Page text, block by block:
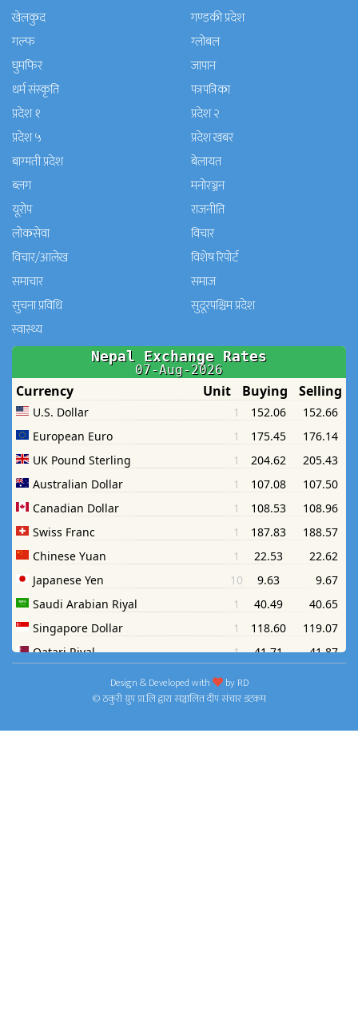
खेलकुद
गण्डकी प्रदेश
गल्फ
ग्लोबल
घुमफिर
जापान
धर्म संस्कृति
पत्रपत्रिका
प्रदेश १
प्रदेश २
प्रदेश ५
प्रदेश खबर
बाग्मती प्रदेश
बेलायत
ब्लग
मनाेरञ्जन
यूरोप
राजनीति
लोकसेवा
विचार
विचार/आलेख
विशेष रिपोर्ट
समाचार
समाज
सुचना प्रविधि
सुदूरपश्चिम प्रदेश
स्वास्थ्य
Design & Developed with byRD
© ठकुरी ग्रुप प्रा.लि द्वारा सञ्चालित दीप संचार डटकम